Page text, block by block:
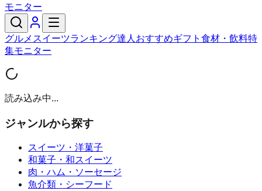
モニター
グルメ スイーツランキング達人おすすめギフト 食材・飲料特
集モニター
読み込み中...
ジャンルから探す
スイーツ・洋菓子
和菓子・和スイーツ
肉・ハム・ソーセージ
魚介類・シーフード